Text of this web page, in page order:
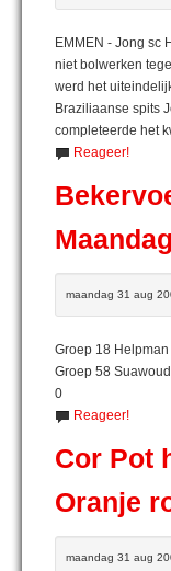
EMMEN - Jong sc
niet bolwerken
werd het
Braziliaanse spits
completeerde het
Reageer!
maandag 31 aug
Groep 18
Groep 58
0
Reageer!
Cor Pot
Oranje
maandag 31 aug